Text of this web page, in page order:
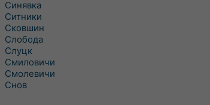
Синявка
Ситники
Сковшин
Слобода
Слуцк
Смиловичи
Смолевичи
Снов